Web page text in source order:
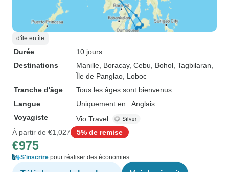
d'île en île
Durée
10 jours
Destinations
Manille , Boracay, Cebu , Bohol , Tagbilaran
Île de Panglao , Loboc
Tranche d'âge
Tous les âges sont bienvenus
Langue
Uniquement en : Anglais
Voyagiste
Vio Travel
À partir de €1,027 5% de remise
€975
S'inscrire pour réaliser des économies